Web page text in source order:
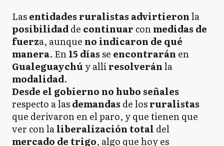
Lasentidades ruralistas advirtieronla
posibilidadde continuar conmedidas de
fuerza, aunque no indicaron de qué
manera. En15 díasse encontrarán en
Gualeguaychú y allíresolveránla
modalidad.
Desde el gobierno no hubo señales
respecto a lasdemandas de losruralistas
que derivaron en el paro, y que tienen que
ver con laliberalización total del
mercado de trigo, algo que hoy es